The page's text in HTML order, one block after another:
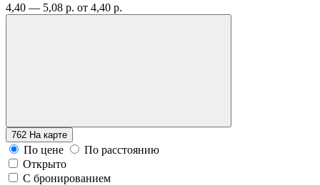
4,40 — 5,08 р. от 4,40 р.
762 На карте
По цене
По расстоянию
Открыто
С бронированием